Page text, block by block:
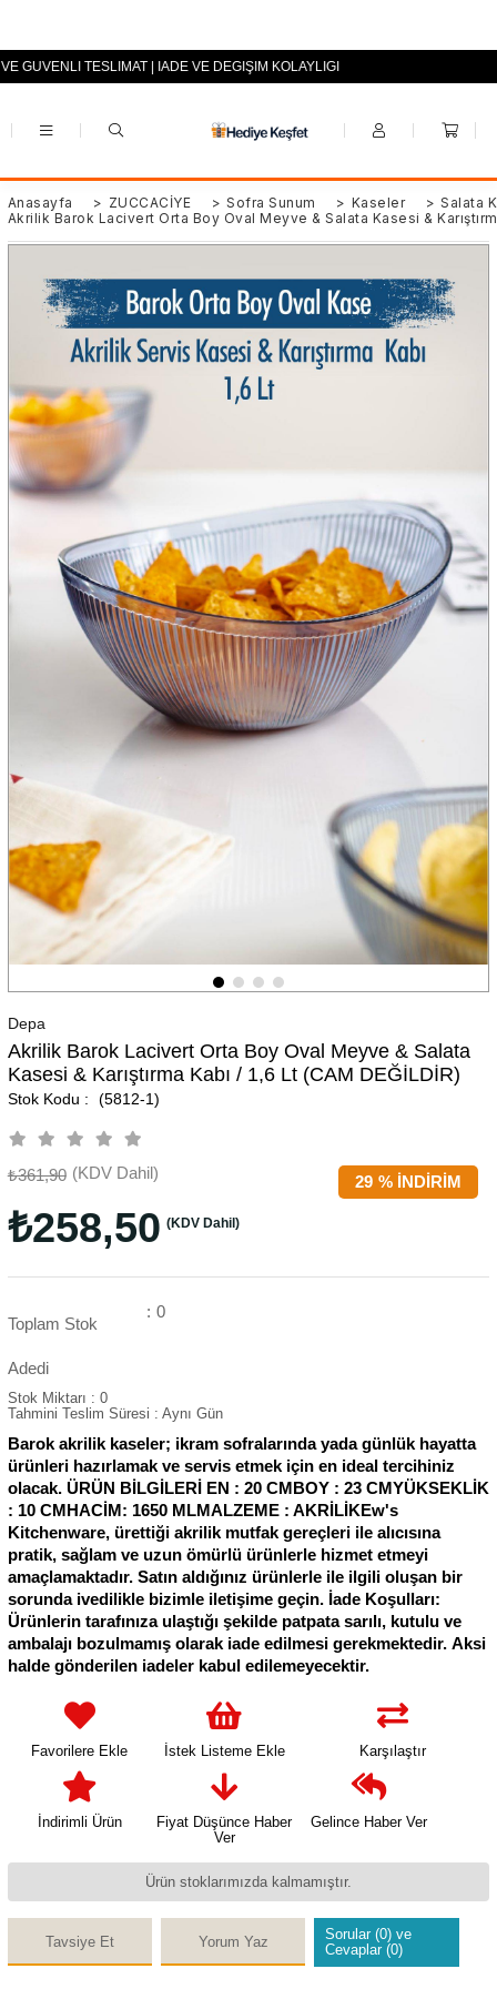
+90 (0553) 694 94 70
GÜVENLİ TESLİMAT | İADE VE DEĞİŞİM KOLAYLIĞI
Anasayfa > ZÜCCACİYE > Sofra Sunum > Kaseler > Salata
Akrilik Barok Lacivert Orta Boy Oval Meyve & Salata Kasesi &
Depa
Akrilik Barok Lacivert Orta Boy Oval Meyve & Salata
Kasesi & Karıştırma Kabı / 1,6 Lt (CAM DEĞİLDİR)
(5812-1)
%
29 İNDIRIM
₺361,90 (KDV Dahil)
₺258,50 (KDV Dahil)
Toplam Stok
Adedi
: 0
Stok Miktarı : 0
Tahmini Teslim Süresi : Aynı Gün
Barok akrilik kaseler; ikram sofralarında yada günlük hayatta
ürünleri hazırlamak ve servis etmek için en ideal tercihiniz
olacak. ÜRÜN BİLGİLERİ EN : 20 CMBOY : 23 CMYÜKSEKLİK
: 10 CMHACİM: 1650 MLMALZEME : AKRİLİKEw's
Kitchenware, ürettiği akrilik mutfak gereçleri ile alıcısına
pratik, sağlam ve uzun ömürlü ürünlerle hizmet etmeyi
amaçlamaktadır. Satın aldığınız ürünlerle ile ilgili oluşan bir
sorunda ivedilikle bizimle iletişime geçin. İade Koşulları:
Ürünlerin tarafınıza ulaştığı şekilde patpata sarılı, kutulu ve
ambalajı bozulmamış olarak iade edilmesi gerekmektedir. Aksi
halde gönderilen iadeler kabul edilemeyecektir.
Favorilere Ekle İstek Listeme Ekle Karşılaştır
İndirimli Ürün
Fiyat Düşünce Haber
Ver
Gelince Haber Ver
Ürün stoklarımızda kalmamıştır.
Tavsiye Et Yorum Yaz
Sorular (0) ve
Cevaplar (0)